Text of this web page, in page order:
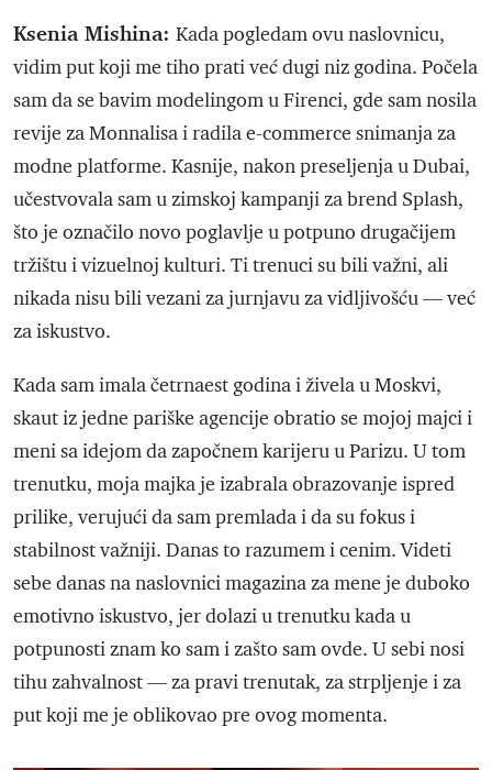
Ksenia Mishina: Kada pogledam ovu naslovnicu,
vidim put koji me tiho prati već dugi niz godina. Počela
sam da se bavim modelingom u Firenci, gde sam nosila
revije za Monnalisa i radila e-commerce snimanja za
modne platforme. Kasnije, nakon preseljenja u Dubai,
učestvovala sam u zimskoj kampanji za brend Splash,
što je označilo novo poglavlje u potpuno drugačijem
tržištu i vizuelnoj kulturi. Ti trenuci su bili važni, ali
nikada nisu bili vezani za jurnjavu za vidljivošću — već
za iskustvo.
Kada sam imala četrnaest godina i živela u Moskvi,
skaut iz jedne pariške agencije obratio se mojoj majci i
meni sa idejom da započnem karijeru u Parizu. U tom
trenutku, moja majka je izabrala obrazovanje ispred
prilike, verujući da sam premlada i da su fokus i
stabilnost važniji. Danas to razumem i cenim. Videti
sebe danas na naslovnici magazina za mene je duboko
emotivno iskustvo, jer dolazi u trenutku kada u
potpunosti znam ko sam i zašto sam ovde. U sebi nosi
tihu zahvalnost — za pravi trenutak, za strpljenje i za
put koji me je oblikovao pre ovog momenta.